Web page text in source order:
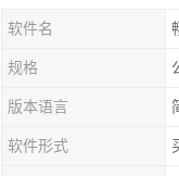
软件名
规格
版本语言
软件形式